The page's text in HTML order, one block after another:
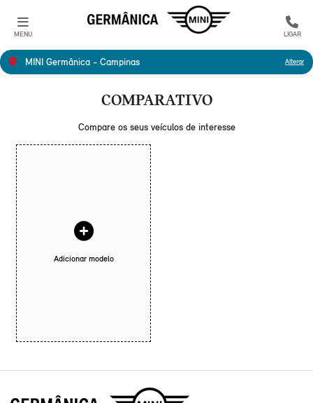
MENU LIGAR
MINI Germânica - Campinas Alterar
COMPARATIVO
Compare os seus veículos de interesse
Adicionar modelo